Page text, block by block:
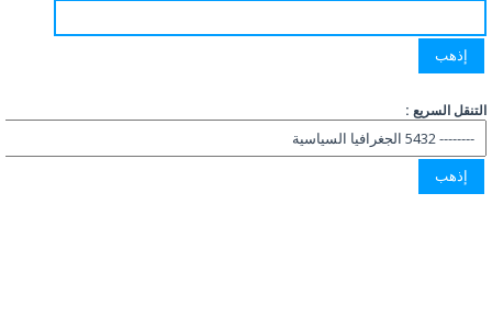
التنقل السريع :